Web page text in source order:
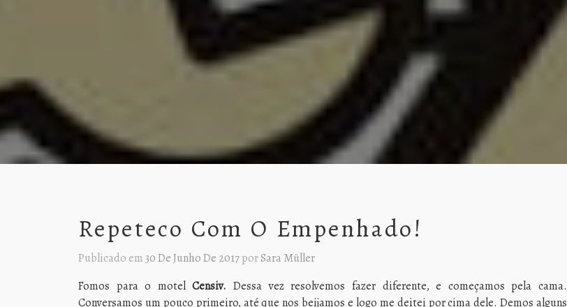
Repeteco Com O Empenhado!
Publicado em30 De Junho De 2017porSara Müller
Fomos para o motelCensiv.Dessa vez resolvemos fazer diferente, e começamos pela cama.
Conversamos um pouco primeiro, até que nos beijamos e logo me deitei por cima dele. Demos alguns